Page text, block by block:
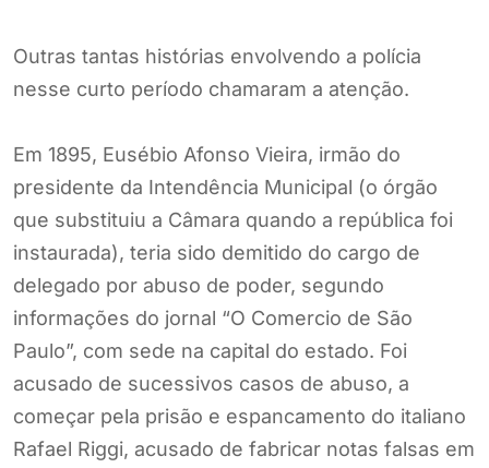
Outras tantas histórias envolvendo a polícia
nesse curto período chamaram a atenção.
Em 1895, Eusébio Afonso Vieira, irmão do
presidente da Intendência Municipal (o órgão
que substituiu a Câmara quando a república foi
instaurada), teria sido demitido do cargo de
delegado por abuso de poder, segundo
informações do jornal “O Comercio de São
Paulo”, com sede na capital do estado. Foi
acusado de sucessivos casos de abuso, a
começar pela prisão e espancamento do italiano
Rafael Riggi, acusado de fabricar notas falsas em